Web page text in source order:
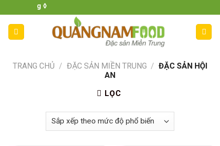
to
content
lượng ◊
TRANG CHỦ / ĐẶC SẢN MIỀN TRUNG / ĐẶC SẢN HỘI
AN
LỌC